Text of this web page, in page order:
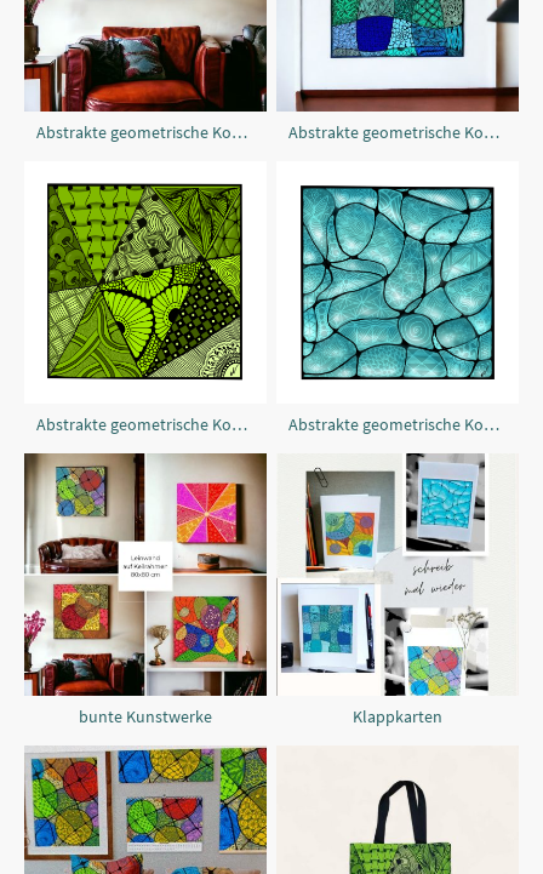
Abstrakte geometrische Komposition Abstrakte geometrische Komposition
Abstrakte geometrische Komposition Abstrakte geometrische Komposition
bunte Kunstwerke Klappkarten